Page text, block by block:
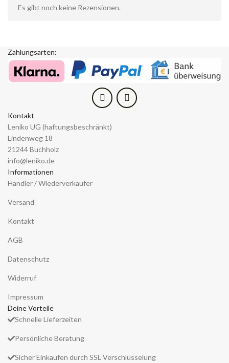
Es gibt noch keine Rezensionen.
Zahlungsarten:
Kontakt
Leniko UG (haftungsbeschränkt)
Lindenweg 18
21244 Buchholz
info@leniko.de
Informationen
Händler / Wiederverkäufer
Versand
Kontakt
AGB
Datenschutz
Widerruf
Impressum
Deine Vorteile
Schnelle Lieferzeiten
Persönliche Beratung
Sicher Einkaufen durch SSL Verschlüsselung